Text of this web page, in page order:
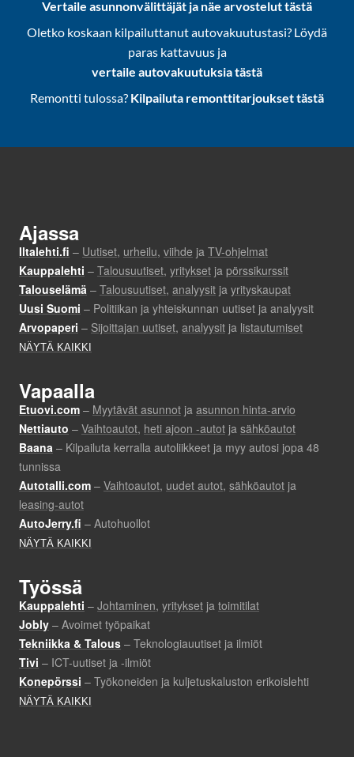
Vertaile asunnonvälittäjät ja näe arvostelut tästä
Oletko koskaan kilpailuttanut autovakuutustasi? Löydä
paras kattavuus ja
vertaile autovakuutuksia tästä
Remontti tulossa? Kilpailuta remonttitarjoukset tästä